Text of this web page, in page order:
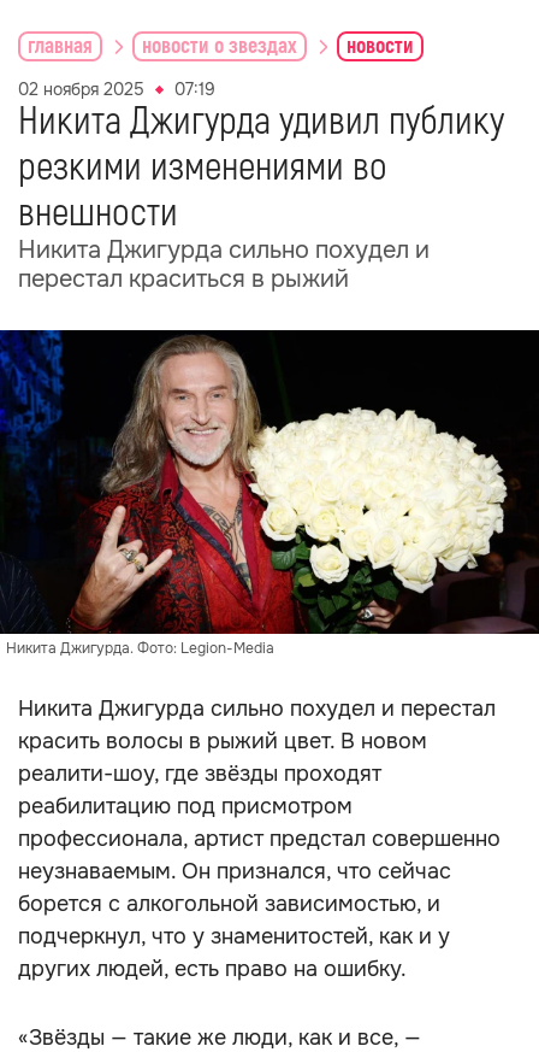
главная новости о звездах новости
02 ноября 2025 07:19
Никита Джигурда удивил публику
резкими изменениями во
внешности
Никита Джигурда сильно похудел и
перестал краситься в рыжий
Никита Джигурда. Фото: Legion-Media
Никита Джигурда сильно похудел и перестал
красить волосы в рыжий цвет. В новом
реалити-шоу, где звёзды проходят
реабилитацию под присмотром
профессионала, артист предстал совершенно
неузнаваемым. Он признался, что сейчас
борется с алкогольной зависимостью, и
подчеркнул, что у знаменитостей, как и у
других людей, есть право на ошибку.
«Звёзды — такие же люди, как и все, —